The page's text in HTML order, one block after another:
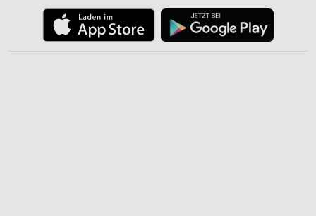
Partnerliste anzeigen (1 IAB-Anbieter)
Wir nutzen Ihre Daten für folgende Zwecke:
IAB-Verarbeitungszwecke: